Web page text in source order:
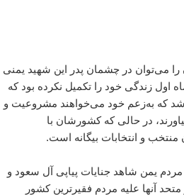
می‌توان در چشمان پدر این شهید یمنی
اول زندگی خود را تکمیل نکرده بود که
شد که به‌زعم خود می‌خواهند مشروعیت و
در حالی که کشورشان با
و انتخابات بیگانه‌ است.
یمن شاهد جنایات پیاپی آل سعود و
آنها علیه مردم فقیر‌ترین کشور